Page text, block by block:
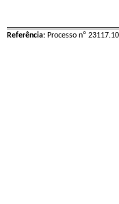
Referência: Processo nº